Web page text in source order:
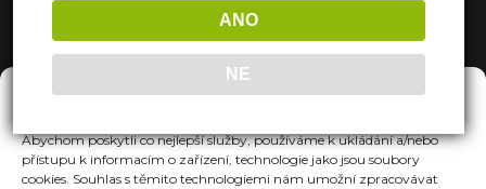
Spravovat Souhlas
Abychom poskytli co nejlepší služby, používáme k ukládání a/nebo
přístupu k informacím o zařízení, technologie jako jsou soubory
cookies. Souhlas s těmito technologiemi nám umožní zpracovávat
ANO
NE